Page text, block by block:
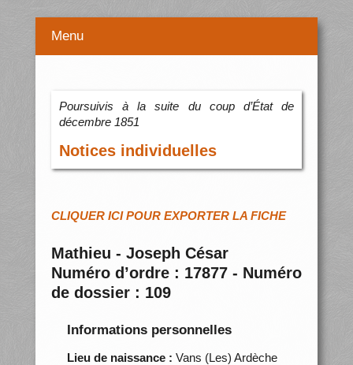
Menu
Poursuivis à la suite du coup d’État de
décembre 1851
Notices individuelles
CLIQUER ICI POUR EXPORTER LA FICHE
Mathieu - Joseph César
Numéro d’ordre : 17877 - Numéro
de dossier : 109
Informations personnelles
Lieu de naissance : Vans (Les) Ardèche